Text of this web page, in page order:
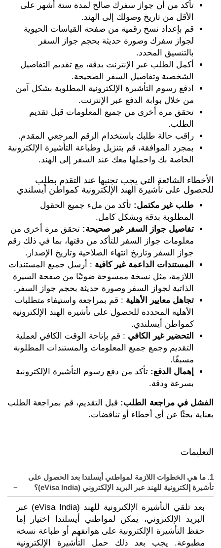
تأكد من أن جواز سفرك صالح لمدة ستة أشهر على
الأقل من تاريخ وصولك إلى الهند.
قم بإعداد نسخ رقمية من صفحة القياسات الحيوية
لجواز سفرك وصورة حديثة بحجم جواز السفر
بالتنسيق المحدد.
أكمل الطلب عبر الإنترنت بدقة، مع تقديم التفاصيل
الشخصية وتفاصيل السفر الصحيحة.
ادفع رسوم التأشيرة الإلكترونية المطلوبة بشكل آمن
من خلال بوابة الدفع عبر الإنترنت.
تحقق مرة أخرى من جميع المعلومات قبل تقديم
الطلب.
راقب حالة طلبك باستخدام الرقم المرجعي المقدم.
بمجرد الموافقة، قم بتنزيل وطباعة التأشيرة الإلكترونية
الخاصة بك واحملها معك عند السفر إلى الهند.
الأخطاء الشائعة التي يجب تجنبها عند التقدم بطلب
للحصول على تأشيرة الهند الإلكترونية كمواطن أيسلندي
طلب غير مكتمل: تأكد من ملء جميع الحقول
المطلوبة بدقة وبشكل كامل.
تفاصيل جواز السفر غير صحيحة: تحقق مرة أخرى من
معلومات جواز السفر للتأكد من دقتها، بما في ذلك رقم
جواز السفر وتاريخ انتهاء الصلاحية وتاريخ الإصدار.
المستندات الداعمة غير كافية : أرسل جميع المستندات
اللازمة، مثل نسخة ممسوحة ضوئيًا من صفحة السيرة
الذاتية لجواز السفر وصورة حديثة بحجم جواز السفر.
تجاهل معايير الأهلية : قم بمراجعة واستيفاء متطلبات
الأهلية المحددة للحصول على تأشيرة الهند الإلكترونية
كمواطن أيسلندي.
التحضير غير الكافي : قم بإتاحة الوقت الكافي لعملية
التقديم وجمع جميع المعلومات والمستندات المطلوبة
مسبقًا.
إهمال الدفع: تأكد من دفع رسوم التأشيرة الإلكترونية
بسرعة ودقة.
الفشل في مراجعة الطلب: قبل التقديم، قم بمراجعة الطلب
بعناية بحثًا عن أي أخطاء أو تناقضات.
التعليمات
1. ما هي الخطوات اللازمة لمواطني أيسلندا بعد الحصول على
تأشيرة إلكترونية للهند عبر البريد الإلكتروني (eVisa India)؟
بعد تلقي التأشيرة الإلكترونية للهند (eVisa India) عبر
البريد الإلكتروني، يمكن لمواطني أيسلندا اختيار إما
حفظ التأشيرة الإلكترونية على هواتفهم أو طباعة نسخة
مطبوعة. يجب بعد ذلك حمل التأشيرة الإلكترونية